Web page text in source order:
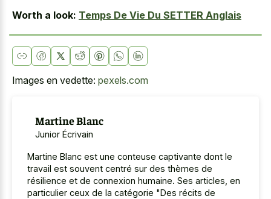
Worth a look: Temps De Vie Du SETTER Anglais
Images en vedette: pexels.com
Martine Blanc
Junior Écrivain
Martine Blanc est une conteuse captivante dont le
travail est souvent centré sur des thèmes de
résilience et de connexion humaine. Ses articles, en
particulier ceux de la catégorie "Des récits de